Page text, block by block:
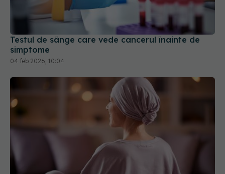
Testul de sânge care vede cancerul înainte de
simptome
04 feb 2026, 10:04